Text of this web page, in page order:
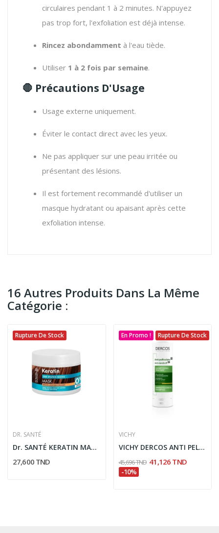
circulaires pendant 1 à 2 minutes. N'appuyez
pas trop fort, l'exfoliation est déjà intense.
Rincez abondamment à l'eau tiède.
Utiliser 1 à 2 fois par semaine.
🛑 Précautions D'Usage
Usage externe uniquement.
Éviter le contact direct avec les yeux.
Ne pas appliquer sur une peau irritée ou
présentant des lésions.
Il est fortement recommandé d'utiliser un
masque hydratant ou apaisant après cette
exfoliation intense.
16 Autres Produits Dans La Même
Catégorie :
Rupture De Stock
DR. SANTÉ
Dr. SANTÉ KERATIN MASQUE CHEVEUX ABîMÉS 300ML
27,600 TND
En Promo ! Rupture De Stock
VICHY
VICHY DERCOS ANTI PELLICULAIRE SHAMPOOING...
45,696 TND 41,126 TND
-10%